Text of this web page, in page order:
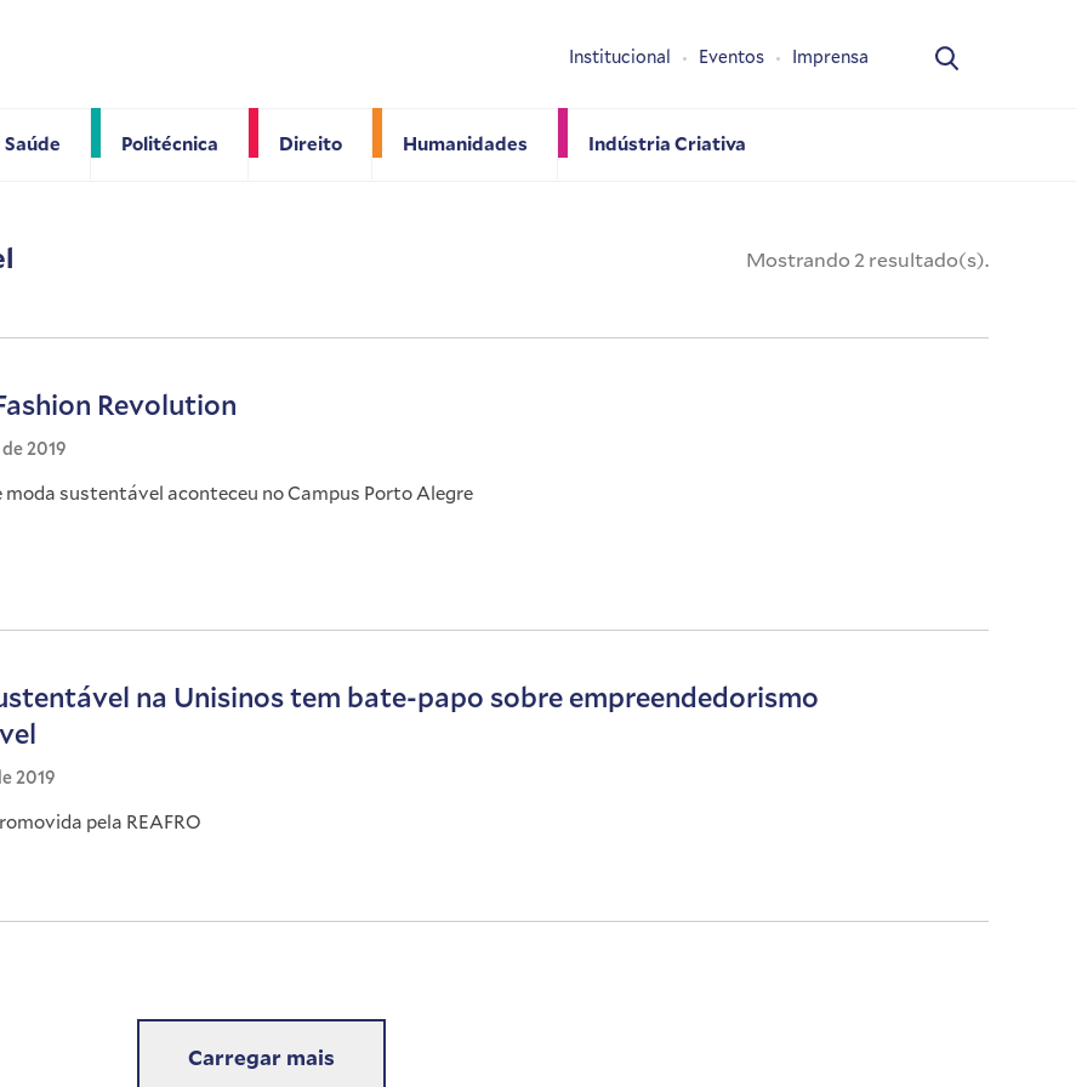
Saúde Politécnica Direito Humanidades Indústria Criativa
Institucional Eventos Imprensa
Mostrando 2 resultado(s).
Revolution
2019
moda sustentável aconteceu no Campus Porto Alegre
na Unisinos tem bate-papo sobre empreendedorismo
2019
pela REAFRO
Carregar mais